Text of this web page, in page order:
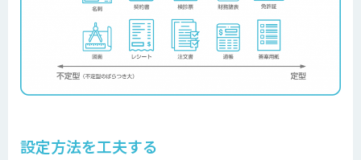
設定方法を工夫する